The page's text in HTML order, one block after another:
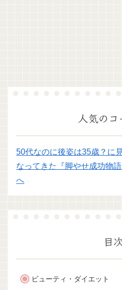
人気のコ
50代なのに後姿は35歳？に
なってきた『脚やせ成功物
へ
目
ビューティ・ダイエット